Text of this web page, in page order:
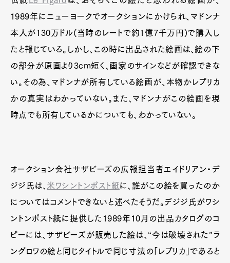
1989年にニューヨークでオークションにかけられ、マドンナ
本人が130万ドル(当時のレートで約1億7千万円)で購入し
たと報じている。しかし、この時に出品された絵画は、絵の下
の部分が原画より3cm短く、画家のサインなどが確認できな
い。その為、マドンナが所有している絵画が、本物かレプリカ
かの真実はわかっていない。また、マドンナがこの絵画を現
時点でも所有しているかについても、わかっていない。
オークション会社サザビーズの広報担当者エイドリアン・デ
ジジ氏は、 米ワシントンポスト紙に、誰がこの絵を買ったのか
についてはコメントできないと述べたそうだ。デジジ氏がワシ
ントンポスト紙に提供した1989年10月の出品カタログのコ
ピーには、サザビーズが販売した絵は、“今は破壊された”ラ
ングロワの絵と同じタイトルで同じ寸法の「レプリカ」であると